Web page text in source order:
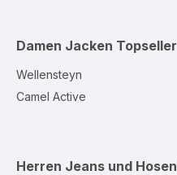
Damen Jacken Topseller
Wellensteyn
Camel Active
Herren Jeans und Hosen